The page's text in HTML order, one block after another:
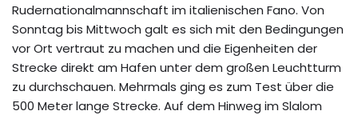
Rudernationalmannschaft im italienischen Fano. Von
Sonntag bis Mittwoch galt es sich mit den Bedingungen
vor Ort vertraut zu machen und die Eigenheiten der
Strecke direkt am Hafen unter dem großen Leuchtturm
zu durchschauen. Mehrmals ging es zum Test über die
500 Meter lange Strecke. Auf dem Hinweg im Slalom